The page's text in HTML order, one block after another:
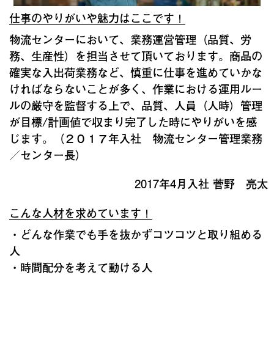
仕事のやりがいや魅力はここです！
物流センターにおいて、業務運営管理（品質、労
務、生産性）を担当させて頂いております。商品の
確実な入出荷業務など、慎重に仕事を進めていかな
ければならないことが多く、作業における運用ルー
ルの厳守を監督する上で、品質、人員（人時）管理
が目標/計画値で収まり完了した時にやりがいを感
じます。（２０１７年入社 物流センター管理業務
／センター長）
2017年4月入社 菅野 亮太
こんな人材を求めています！
・どんな作業でも手を抜かずコツコツと取り組める
人
・時間配分を考えて動ける人